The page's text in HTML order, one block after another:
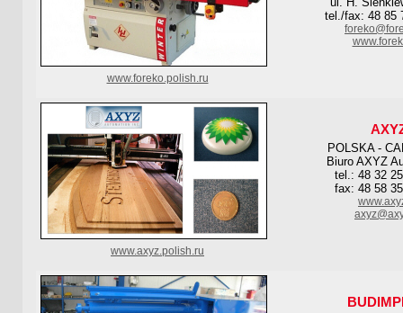
tel./fax: 48 85
www.foreko.polish.ru
POLSKA -
Biuro AXYZ
tel.: 48 32
fax: 48 58
www.axyz.polish.ru